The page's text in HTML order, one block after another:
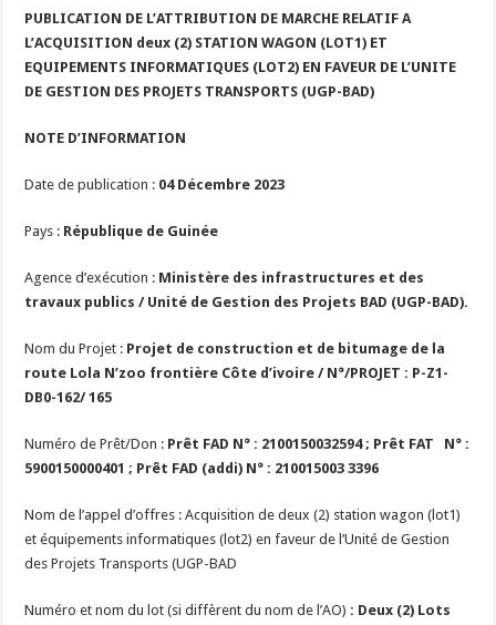
PUBLICATION DE L’ATTRIBUTION DE MARCHE RELATIF A
L’ACQUISITION deux (2) STATION WAGON (LOT1) ET
EQUIPEMENTS INFORMATIQUES (LOT2) EN FAVEUR DE L’UNITE
DE GESTION DES PROJETS TRANSPORTS (UGP-BAD)
NOTE D’INFORMATION
Date de publication : 04 Décembre 2023
Pays : République de Guinée
Agence d’exécution : Ministère des infrastructures et des
travaux publics / Unité de Gestion des Projets BAD (UGP-BAD).
Nom du Projet : Projet de construction et de bitumage de la
route Lola N’zoo frontière Côte d’ivoire / N°/PROJET : P-Z1-
DB0-162/ 165
Numéro de Prêt/Don : Prêt FAD N° : 2100150032594 ; Prêt FAT N° :
5900150000401 ; Prêt FAD (addi) N° : 210015003 3396
Nom de l’appel d’offres : Acquisition de deux (2) station wagon (lot1)
et équipements informatiques (lot2) en faveur de l’Unité de Gestion
des Projets Transports (UGP-BAD
Numéro et nom du lot (si diffèrent du nom de l’AO): Deux (2) Lots